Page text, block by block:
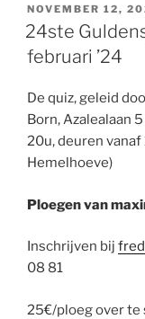
GEPLAATST
OP
NOVEMBER 12,
24ste
februari ’24
De quiz, geleid
Born, Azalealaan
20u, deuren
Hemelhoeve)
Ploegen van
Inschrijven bij
08 81
25€/ploeg over te